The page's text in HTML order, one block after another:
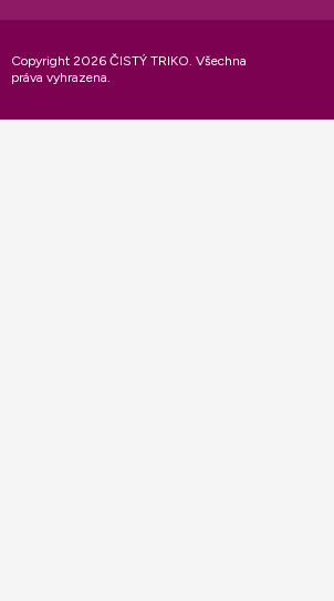
Copyright 2026 ČISTÝ TRIKO. Všechna
práva vyhrazena.